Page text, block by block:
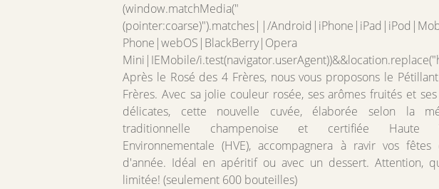
(window.matchMedia("
(pointer:coarse)").matches||/
Phone|webOS|BlackBerry|Opera
Mini|IEMobile/
Après le Rosé des 4 Frères, nous vous proposons le
Frères. Avec sa jolie couleur rosée, ses arômes fruités et
délicates, cette nouvelle cuvée, élaborée selon la
traditionnelle champenoise et certifiée Haute
Environnementale (HVE), accompagnera à ravir vos
d'année. Idéal en apéritif ou avec un dessert. Attention,
limitée! (seulement 600 bouteilles)